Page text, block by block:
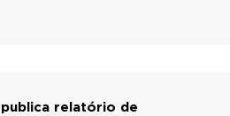
relatório de